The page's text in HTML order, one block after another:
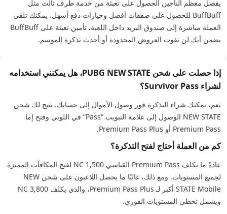
يفضل معظم الناجين الحصول على تعبئة من خدمة طرف ثالث مثل
BuffBuff للحصول على صفقات أفضل وخيارات دفع أسهل. يمكنك تلقي
العملة مباشرة إلى صندوق البريد داخل اللعبة. تأمين تعبئة على BuffBuff
يضمن أنك لن تفوت العروض المحدودة أو أحدث تذكرة الموسم.
إذا حصلت على شحن PUBG NEW STATE، هل يمكنني استخدامه
لشراء Survivor Pass؟
نعم، يمكنك شراء التذكرة فور وصول الأموال إلى حسابك. يتيح لك شحن
NEW STATE الوصول إلى علامة التبويب “Pass” في اللوبي وفتح إما
Premium Pass أو Premium Pass Plus.
كم من العملة أحتاج لفتح التذكرة؟
عادةً ما يكلف Premium Pass القياسي 1,500 NC لفتح المكافآت المميزة
لجميع المستويات. ومع ذلك، غالبًا ما يحصل اللاعبون على شحن NEW
STATE Mobile أكبر لـ Premium Pass Plus، والذي يكلف 3,800 NC
ويشمل تخطي المستويات الفوري.